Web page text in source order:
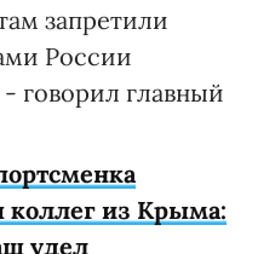
запретили
России
говорил главный
коллег из Крыма:
удел